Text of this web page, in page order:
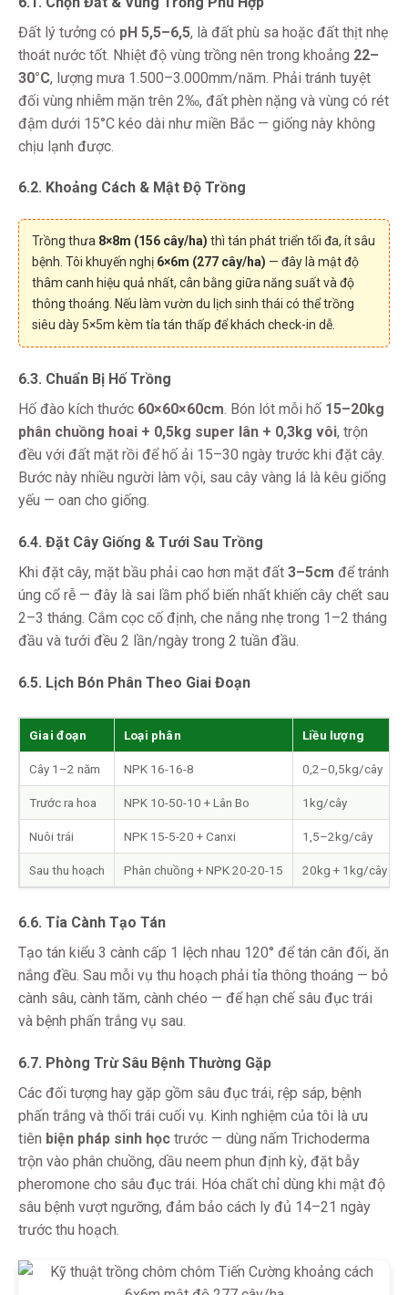
Đất lý tưởng có pH 5,5–6,5, là đất phù sa hoặc đất thịt nhẹ
thoát nước tốt. Nhiệt độ vùng trồng nên trong khoảng 22–
30°C, lượng mưa 1.500–3.000mm/năm. Phải tránh tuyệt
đối vùng nhiễm mặn trên 2‰, đất phèn nặng và vùng có rét
đậm dưới 15°C kéo dài như miền Bắc — giống này không
chịu lạnh được.
6.2. Khoảng Cách & Mật Độ Trồng
Trồng thưa 8×8m (156 cây/ha) thì tán phát triển tối đa, ít sâu
bệnh. Tôi khuyến nghị 6×6m (277 cây/ha) — đây là mật độ
thâm canh hiệu quả nhất, cân bằng giữa năng suất và độ
thông thoáng. Nếu làm vườn du lịch sinh thái có thể trồng
siêu dày 5×5m kèm tỉa tán thấp để khách check-in dễ.
6.3. Chuẩn Bị Hố Trồng
Hố đào kích thước 60×60×60cm. Bón lót mỗi hố 15–20kg
phân chuồng hoai + 0,5kg super lân + 0,3kg vôi, trộn
đều với đất mặt rồi để hố ải 15–30 ngày trước khi đặt cây.
Bước này nhiều người làm vội, sau cây vàng lá là kêu giống
yếu — oan cho giống.
6.4. Đặt Cây Giống & Tưới Sau Trồng
Khi đặt cây, mặt bầu phải cao hơn mặt đất 3–5cm để tránh
úng cổ rễ — đây là sai lầm phổ biến nhất khiến cây chết sau
2–3 tháng. Cắm cọc cố định, che nắng nhẹ trong 1–2 tháng
đầu và tưới đều 2 lần/ngày trong 2 tuần đầu.
6.5. Lịch Bón Phân Theo Giai Đoạn
Giai đoạn Loại phân Liều lượng
Cây 1–2 năm NPK 16-16-8 0,2–0,5kg/cây
Trước ra hoa NPK 10-50-10 + Lân Bo 1kg/cây
Nuôi trái NPK 15-5-20 + Canxi 1,5–2kg/cây
Sau thu hoạch Phân chuồng + NPK 20-20-15 20kg + 1kg/cây
6.6. Tỉa Cành Tạo Tán
Tạo tán kiểu 3 cành cấp 1 lệch nhau 120° để tán cân đối, ăn
nắng đều. Sau mỗi vụ thu hoạch phải tỉa thông thoáng — bỏ
cành sâu, cành tăm, cành chéo — để hạn chế sâu đục trái
và bệnh phấn trắng vụ sau.
6.7. Phòng Trừ Sâu Bệnh Thường Gặp
Các đối tượng hay gặp gồm sâu đục trái, rệp sáp, bệnh
phấn trắng và thối trái cuối vụ. Kinh nghiệm của tôi là ưu
tiên biện pháp sinh học trước — dùng nấm Trichoderma
trộn vào phân chuồng, dầu neem phun định kỳ, đặt bẫy
pheromone cho sâu đục trái. Hóa chất chỉ dùng khi mật độ
sâu bệnh vượt ngưỡng, đảm bảo cách ly đủ 14–21 ngày
trước thu hoạch.